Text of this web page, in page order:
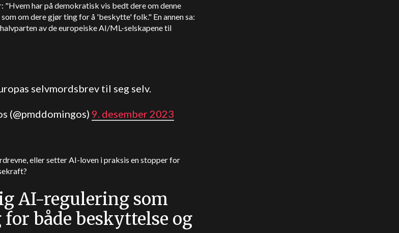
"Hvem har på demokratisk vis bedt dere om denne
om dere gjør ting for å 'beskytte' folk." En annen sa:
av de europeiske AI/ML-selskapene til
selvmordsbrev til seg selv.
(@pmddomingos) 9. desember 2023
eller setter AI-loven i praksis en stopper for
AI-regulering som
både beskyttelse og